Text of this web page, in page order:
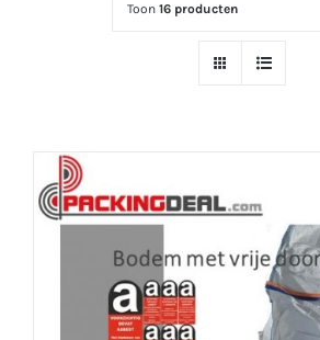
Toon 16 producten